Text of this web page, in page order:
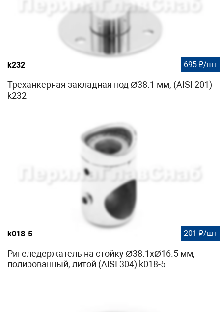
k232 695 ₽/шт
Треханкерная закладная под Ø38.1 мм, (AISI 201)
k232
k018-5 201 ₽/шт
Ригеледержатель на стойку Ø38.1хØ16.5 мм,
полированный, литой (AISI 304) k018-5